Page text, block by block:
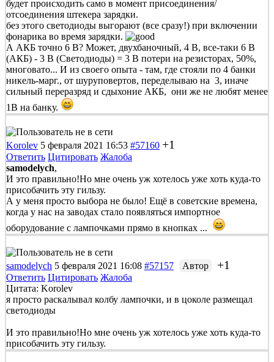
будет происходить само в момент присоединения/
отсоединения штекера зарядки.
без этого светодиоды выгорают (все сразу!) при включении
фонарика во время зарядки.
А АКБ точно 6 В? Может, двухбаночный, 4 В, все-таки 6 В
(АКБ) - 3 В (Светодиоды) = 3 В потери на резисторах, 50%,
многовато... И из своего опыта - там, где стояли по 4 банки
никель-марг., от шуруповертов, переделываю на 3, иначе
сильный переразряд и сдыхоние АКБ, они же не любят менее
1В на банку.
Korolev 5 февраля 2021 16:53 #57160 +1
Ответить Цитировать Жалоба
samodelych,
И это правильно!Но мне очень уж хотелось уже хоть куда-то
присобачить эту гильзу.
А у меня просто выбора не было! Ещё в советские времена,
когда у нас на заводах стало появляться импортное
оборудование с лампочками прямо в кнопках ...
samodelych 5 февраля 2021 16:08 #57157 Автор +1
Ответить Цитировать Жалоба
Цитата: Korolev
я просто раскалывал колбу лампочки, и в цоколе размещал
светодиоды
И это правильно!Но мне очень уж хотелось уже хоть куда-то
присобачить эту гильзу.